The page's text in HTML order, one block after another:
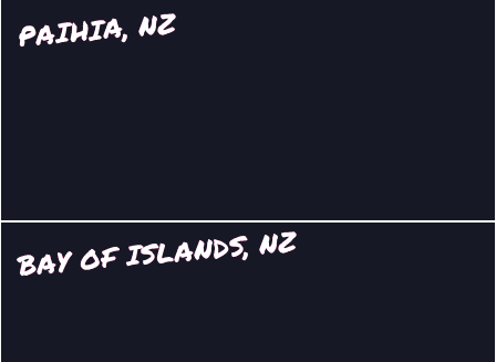
PAIHIA, NZ
BAY OF ISLANDS, NZ